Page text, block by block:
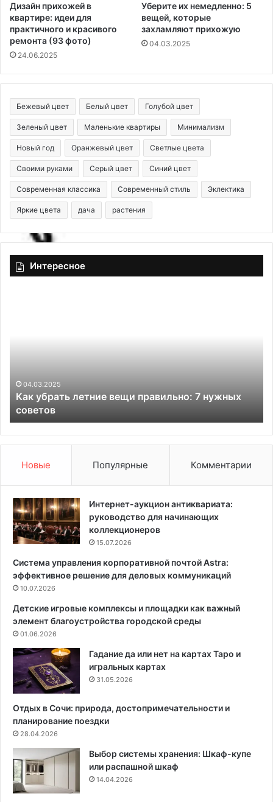
Дизайн прихожей в
квартире: идеи для
практичного и красивого
ремонта (93 фото)
24.06.2025
Уберите их немедленно: 5
вещей, которые
захламляют прихожую
04.03.2025
Бежевый цвет Белый цвет Голубой цвет
Зеленый цвет Маленькие квартиры Минимализм
Новый год Оранжевый цвет Светлые цвета
Своими руками Серый цвет Синий цвет
Современная классика Современный стиль Эклектика
Яркие цвета дача растения
Интересное
е
т
н
в
е
щ
и
п
а
в
и
ь
н
у
ж
ы
о
в
е
04.03.2025
Как убрать летние вещи правильно: 7 нужных
советов
н
л
Новые Популярные Комментарии
Интернет-аукцион антиквариата:
руководство для начинающих
коллекционеров
15.07.2026
Система управления корпоративной почтой Astra:
эффективное решение для деловых коммуникаций
10.07.2026
Детские игровые комплексы и площадки как важный
элемент благоустройства городской среды
01.06.2026
Гадание да или нет на картах Таро и
игральных картах
31.05.2026
Отдых в Сочи: природа, достопримечательности и
планирование поездки
28.04.2026
Выбор системы хранения: Шкаф-купе
или распашной шкаф
14.04.2026